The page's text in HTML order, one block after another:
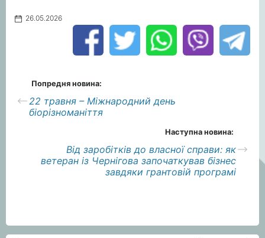
26.05.2026
Попредня новина:
22 травня – Міжнародний день
біорізноманіття
Наступна новина:
Від заробітків до власної справи: як
ветеран із Чернігова започаткував бізнес
завдяки грантовій програмі